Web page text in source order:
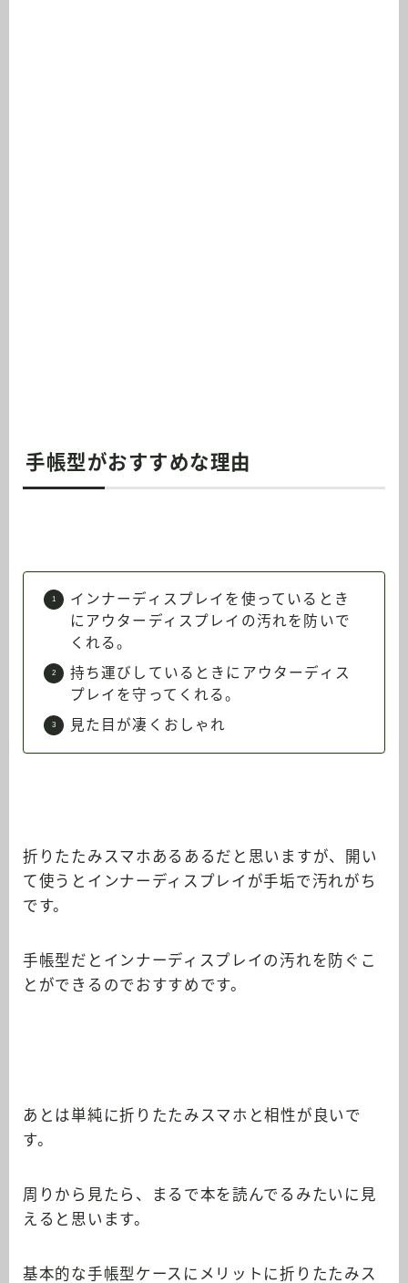
手帳型がおすすめな理由
インナーディスプレイを使っているとき
にアウターディスプレイの汚れを防いで
くれる。
持ち運びしているときにアウターディス
プレイを守ってくれる。
見た目が凄くおしゃれ
折りたたみスマホあるあるだと思いますが、開い
て使うとインナーディスプレイが手垢で汚れがち
です。
手帳型だとインナーディスプレイの汚れを防ぐこ
とができるのでおすすめです。
あとは単純に折りたたみスマホと相性が良いで
す。
周りから見たら、まるで本を読んでるみたいに見
えると思います。
基本的な手帳型ケースにメリットに折りたたみス